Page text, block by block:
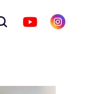
Zobrazit